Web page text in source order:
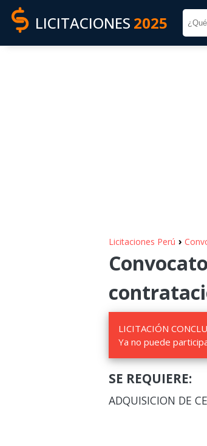
LICITACIONES 2025
Licitaciones Perú ›
LICITACIÓN
Ya no puede
SE REQUIERE:
ADQUISICION DE